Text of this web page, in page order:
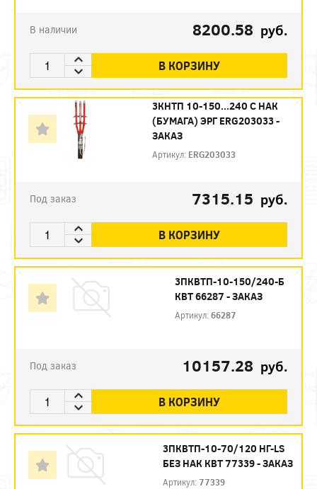
В наличии 8200.58 руб.
В КОРЗИНУ
3КНТП 10-150...240 С НАК
(БУМАГА) ЭРГ ERG203033 -
ЗАКАЗ
Артикул: ERG203033
Под заказ 7315.15 руб.
В КОРЗИНУ
3ПКВТП-10-150/240-Б
КВТ 66287 - ЗАКАЗ
Артикул:66287
Под заказ 10157.28 руб.
В КОРЗИНУ
3ПКВТП-10-70/120 НГ-LS
БЕЗ НАК КВТ 77339 - ЗАКАЗ
Артикул:77339